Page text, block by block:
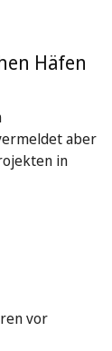
Häfen
aber
in
vor